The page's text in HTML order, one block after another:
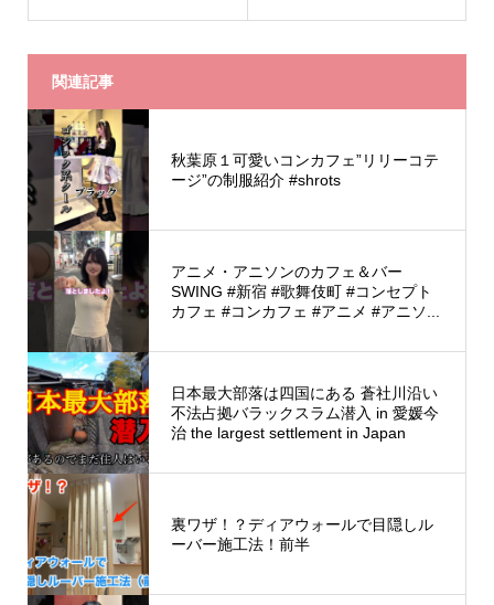
関連記事
秋葉原１可愛いコンカフェ”リリーコテ
ージ”の制服紹介 #shrots
アニメ・アニソンのカフェ＆バー
SWING #新宿 #歌舞伎町 #コンセプト
カフェ #コンカフェ #アニメ #アニソ...
日本最大部落は四国にある 蒼社川沿い
不法占拠バラックスラム潜入 in 愛媛今
治 the largest settlement in Japan
裏ワザ！？ディアウォールで目隠しル
ーバー施工法！前半